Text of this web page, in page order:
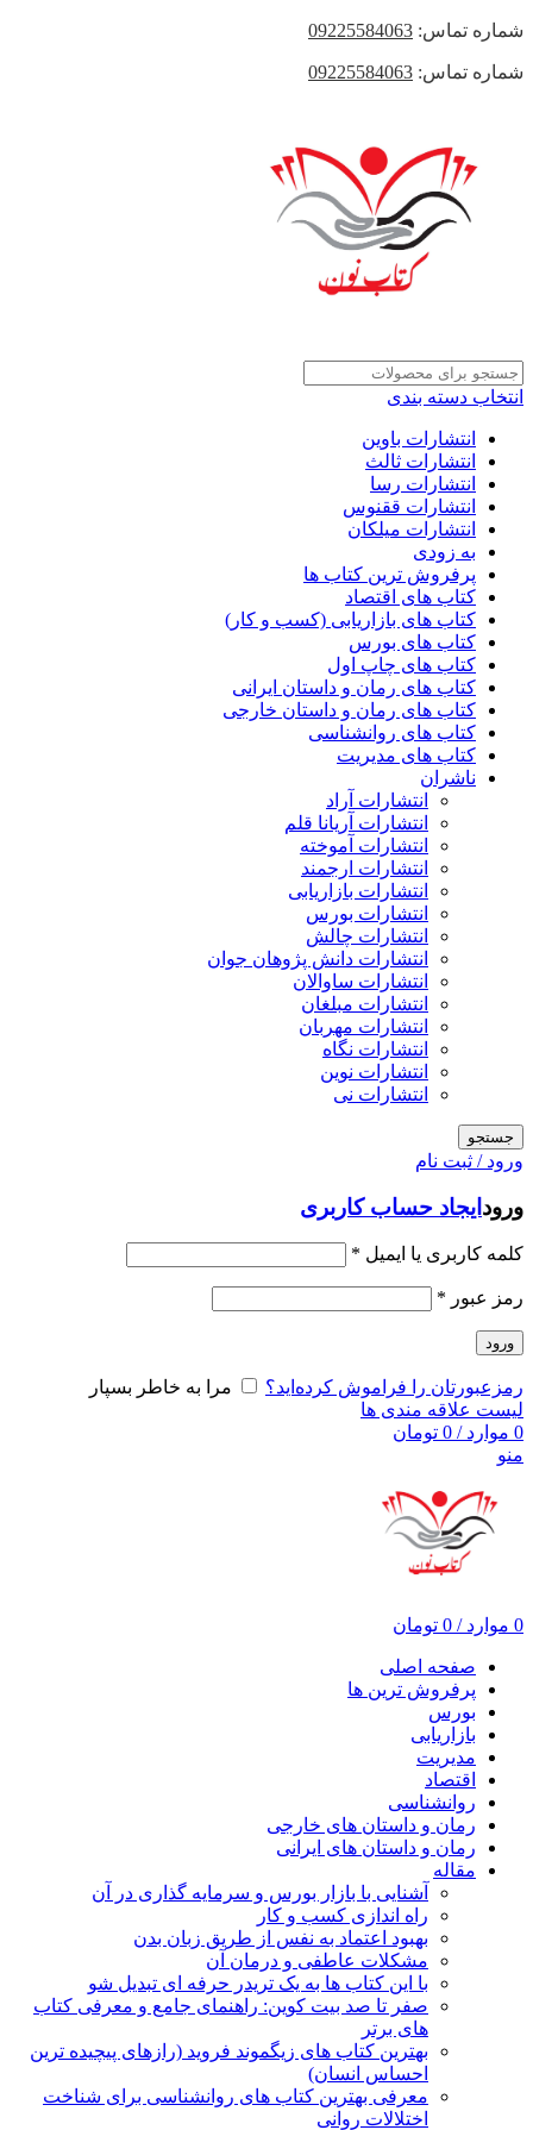
شماره تماس: 09225584063
شماره تماس: 09225584063
انتخاب دسته بندی
انتشارات باوین
انتشارات ثالث
انتشارات رسا
انتشارات ققنوس
انتشارات میلکان
به زودی
پرفروش ترین کتاب ها
کتاب های اقتصاد
کتاب های بازاریابی (کسب و کار)
کتاب های بورس
کتاب های چاپ اول
کتاب های رمان و داستان ایرانی
کتاب های رمان و داستان خارجی
کتاب های روانشناسی
کتاب های مدیریت
ناشران
انتشارات آراد
انتشارات آریانا قلم
انتشارات آموخته
انتشارات ارجمند
انتشارات بازاریابی
انتشارات بورس
انتشارات چالش
انتشارات دانش پژوهان جوان
انتشارات ساوالان
انتشارات مبلغان
انتشارات مهربان
انتشارات نگاه
انتشارات نوین
انتشارات نی
جستجو
ورود / ثبت نام
ورود ایجاد حساب کاربری
کلمه کاربری یا ایمیل *
رمز عبور *
ورود
رمزعبورتان را فراموش کرده‌اید؟
مرا به خاطر بسپار
لیست علاقه مندی ها
0 موارد /
0 تومان
منو
0 موارد /
0 تومان
صفحه اصلی
پرفروش ترین ها
بورس
بازاریابی
مدیریت
اقتصاد
روانشناسی
رمان و داستان های خارجی
رمان و داستان های ایرانی
مقاله
آشنایی با بازار بورس و سرمایه گذاری در آن
راه اندازی کسب و کار
بهبود اعتماد به نفس از طریق زبان بدن
مشکلات عاطفی و درمان آن
با این کتاب ها به یک تریدر حرفه ای تبدیل شو
صفر تا صد بیت کوین: راهنمای جامع و معرفی کتاب
های برتر
بهترین کتاب های زیگموند فروید (رازهای پیچیده ترین
احساس انسان)
معرفی بهترین کتاب های روانشناسی برای شناخت
اختلالات روانی